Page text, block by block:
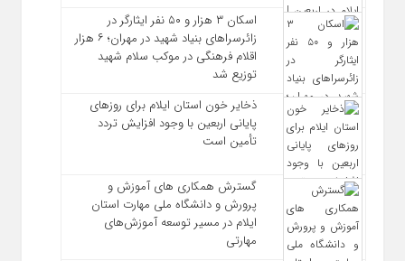
اسکان ۳ هزار و ۵۰ نفر ایثارگر در
زائرسراهای بنیاد شهید در مهران؛ ۶ هزار
اقلام فرهنگی در موکب سلام شهید
توزیع شد
ذخایر خون استان ایلام برای روزهای
پایانی اربعین با وجود افزایش تردد
تأمین است
گسترش همکاری‌ های آموزش و
پرورش و دانشگاه ملی مهارت استان
ایلام در مسیر توسعه آموزش‌های
مهارتی